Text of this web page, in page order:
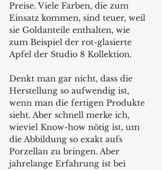
Preise. Viele Farben, die zum
Einsatz kommen, sind teuer, weil
sie Goldanteile enthalten, wie
zum Beispiel der rot-glasierte
Apfel der Studio 8 Kollektion.
Denkt man gar nicht, dass die
Herstellung so aufwendig ist,
wenn man die fertigen Produkte
sieht. Aber schnell merke ich,
wieviel Know-how nötig ist, um
die Abbildung so exakt aufs
Porzellan zu bringen. Aber
jahrelange Erfahrung ist bei